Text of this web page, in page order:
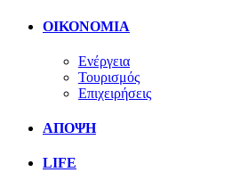
ΟΙΚΟΝΟΜΙΑ
Ενέργεια
Τουρισμός
Επιχειρήσεις
ΑΠΟΨΗ
LIFE